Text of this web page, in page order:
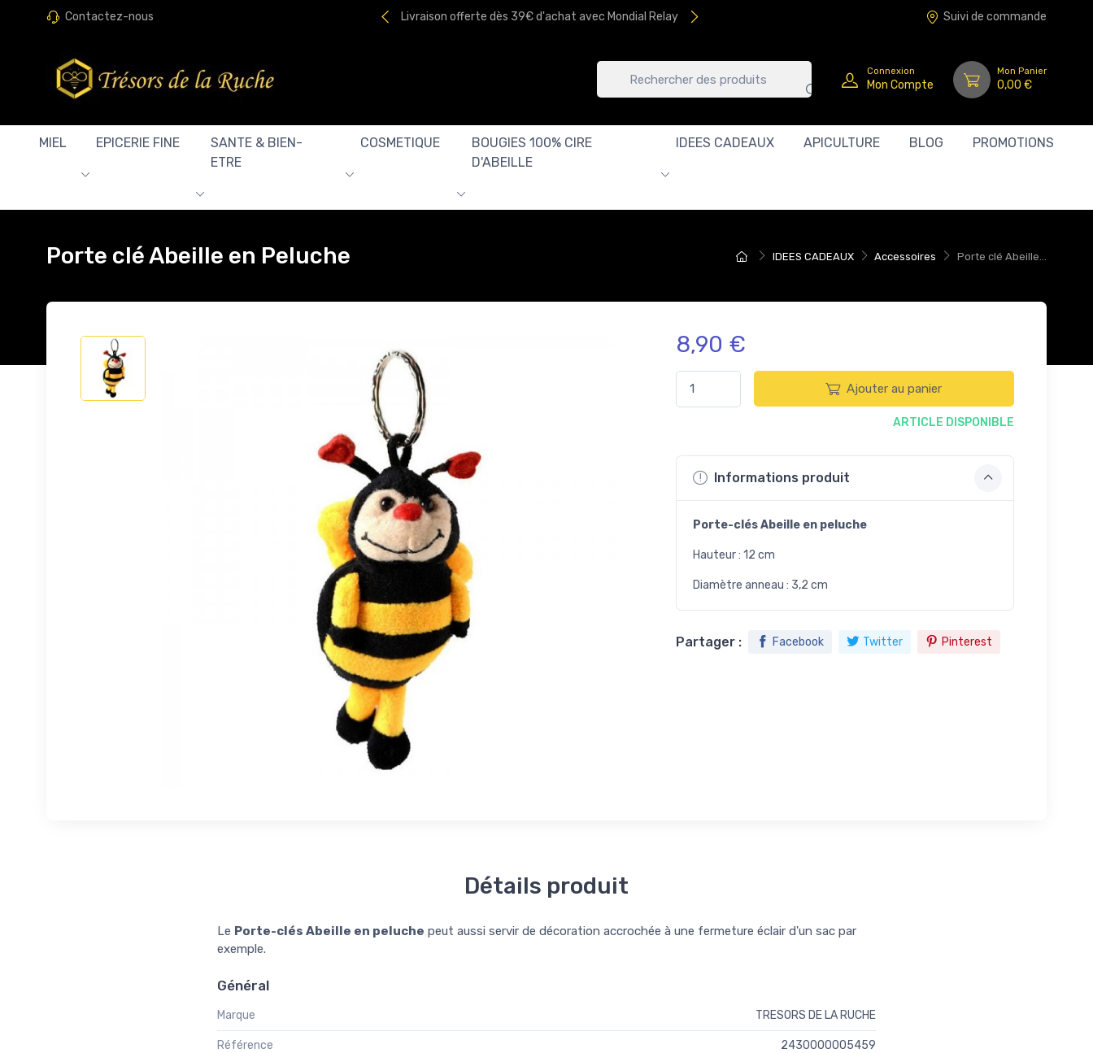
Contactez-nous Livraison offerte dès 39€ d'achat avec Mondial Relay Suivi de commande
Connexion
Mon Compte
Mon Panier
0,00 €
MIEL EPICERIE FINE
SANTE & BIEN-
ETRE
COSMETIQUE
BOUGIES 100% CIRE
D'ABEILLE
IDEES CADEAUX APICULTURE BLOG PROMOTIONS
IDEES CADEAUX Accessoires Porte clé Abeille...
Porte clé Abeille en Peluche
8,90 €
Ajouter au panier
ARTICLE DISPONIBLE
Informations produit
Porte-clés Abeille en peluche
Hauteur : 12 cm
Diamètre anneau : 3,2 cm
Partager : Facebook Twitter Pinterest
Détails produit
Le Porte-clés Abeille en peluche peut aussi servir de décoration accrochée à une fermeture éclair d'un sac par
exemple.
Général
Marque TRESORS DE LA RUCHE
Référence 2430000005459